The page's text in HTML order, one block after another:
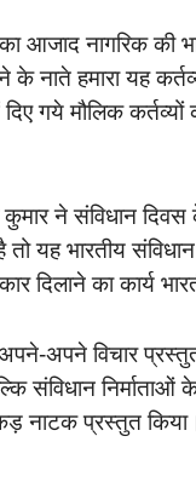
आजाद नागरिक की
के नाते हमारा यह
गये मौलिक कर्तव्यों
कुमार ने संविधान
भारतीय संविधान
दिलाने का कार्य
अपने विचार
संविधान निर्माताओं
नाटक प्रस्तुत